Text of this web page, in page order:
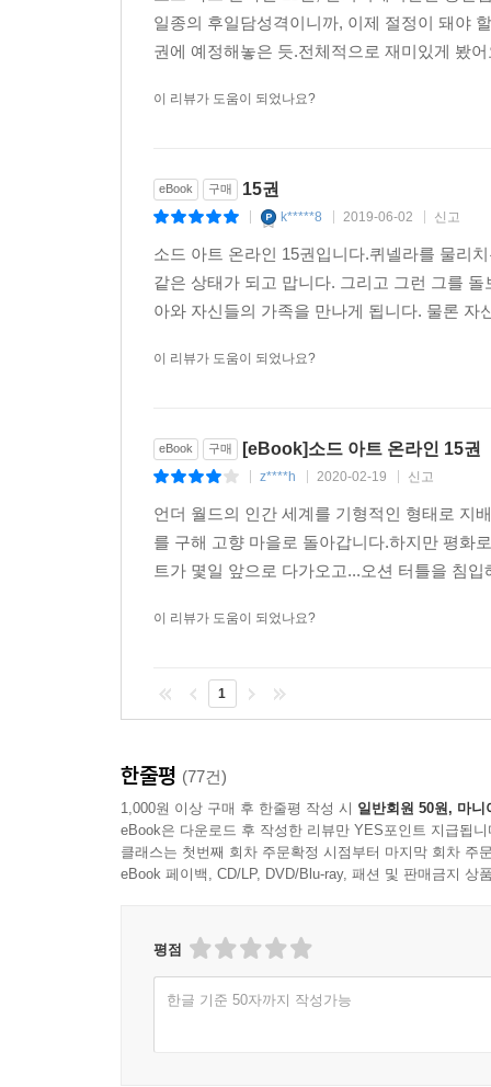
일종의 후일담성격이니까, 이제 절정이 돼야
권에 예정해놓은 듯.전체적으로 재미있게 봤
이 리뷰가 도움이 되었나요?
eBook 구매 15권
k*****8 2019-06-02 신고
소드 아트 온라인 15권입니다.퀴넬라를 물리
같은 상태가 되고 맙니다. 그리고 그런 그를
아와 자신들의 가족을 만나게 됩니다. 물론
이 리뷰가 도움이 되었나요?
eBook 구매 [eBook]소드 아트 온라인 15권
z****h 2020-02-19 신고
언더 월드의 인간 세계를 기형적인 형태로 지
를 구해 고향 마을로 돌아갑니다.하지만 평화
트가 몇일 앞으로 다가오고...오션 터틀을 침
이 리뷰가 도움이 되었나요?
1
한줄평 (77건)
1,000원 이상 구매 후 한줄평 작성 시 일반회원 50원, 마니
eBook은 다운로드 후 작성한 리뷰만 YES포인트 지급됩니
클래스는 첫번째 회차 주문확정 시점부터 마지막 회차 주
eBook 페이백, CD/LP, DVD/Blu-ray, 패션 및 판매금지 상
평점
한글 기준 50자까지 작성가능